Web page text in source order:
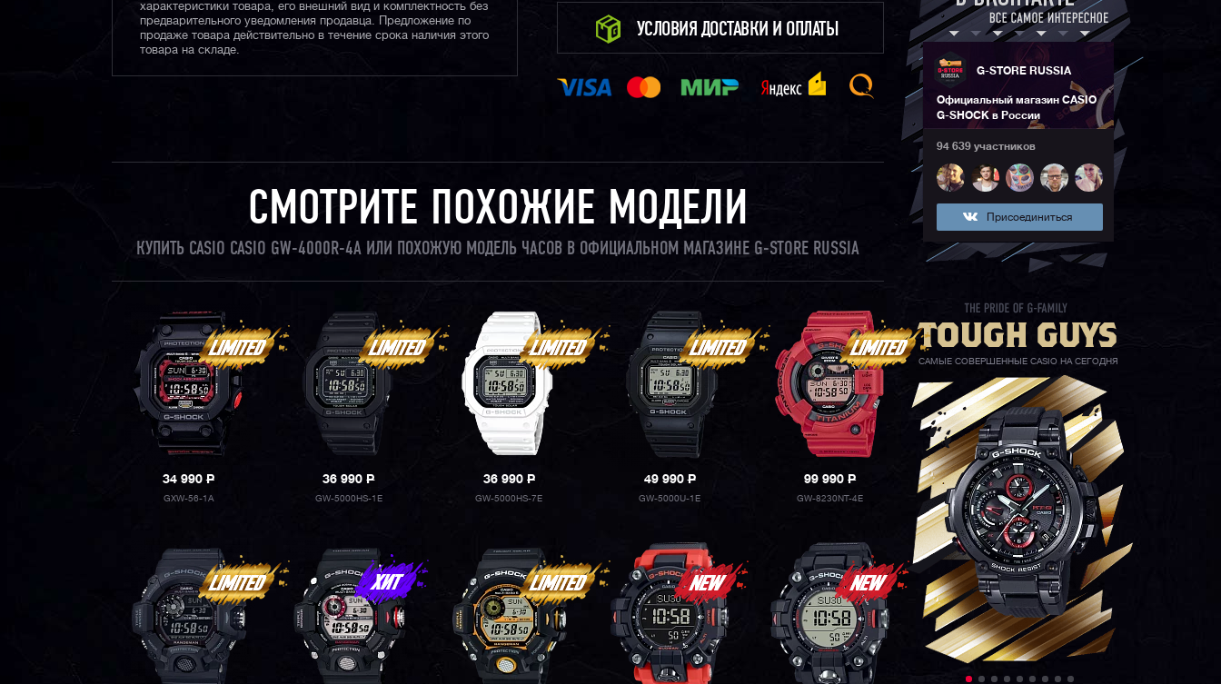
характеристики товара, его внешний вид и комплектность без
предварительного уведомления продавца. Предложение по
продаже товара действительно в течение срока наличия этого
товара на складе.
УСЛОВИЯ ДОСТАВКИ И ОПЛАТЫ
СМОТРИТЕ ПОХОЖИЕ МОДЕЛИ
КУПИТЬ CASIO CASIO GW-4000R-4A ИЛИ ПОХОЖУЮ МОДЕЛЬ ЧАСОВ В ОФИЦИАЛЬНОМ МАГАЗИНЕ G-STORE RUSSIA
34 990P
GXW-56-1A
36 990P
GW-5000HS-1E
36 990 P
GW-5000HS-7E
49 990P
GW-5000U-1E
99 990P
GW-8230NT-4E
G-STORE RUSSIA
Официальный магазин CASIO
G-SHOCK в России
94 639 участников
Присоединиться
САМЫЕ СОВЕРШЕННЫЕ CASIO НА СЕГОДНЯ